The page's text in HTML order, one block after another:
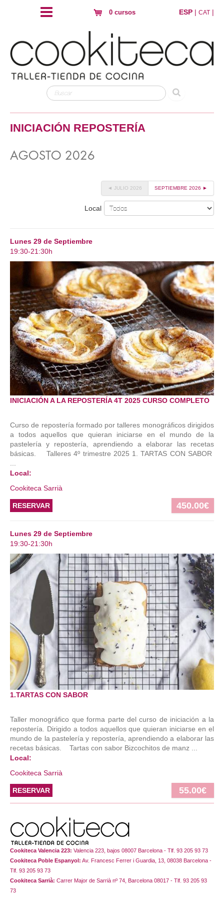
0 cursos ESP | CAT |
INICIACIÓN REPOSTERÍA
AGOSTO 2026
◄ JULIO 2026 SEPTIEMBRE 2026 ►
Local
Lunes 29 de Septiembre
19:30-21:30h
INICIACIÓN A LA REPOSTERÍA 4T 2025 CURSO COMPLETO
Curso de repostería formado por talleres monográficos dirigidos
a todos aquellos que quieran iniciarse en el mundo de la
pastelería y repostería, aprendiendo a elaborar las recetas
básicas. Talleres 4º trimestre 2025 1. TARTAS CON SABOR
Local:
Cookiteca Sarrià
RESERVAR 450.00€
Lunes 29 de Septiembre
19:30-21:30h
1.TARTAS CON SABOR
Taller monográfico que forma parte del curso de iniciación a la
repostería. Dirigido a todos aquellos que quieran iniciarse en el
mundo de la pastelería y repostería, aprendiendo a elaborar las
recetas básicas. Tartas con sabor Bizcochitos de manz ...
Local:
Cookiteca Sarrià
RESERVAR 55.00€
Cookiteca Valencia 223: Valencia 223, bajos 08007 Barcelona - Tlf. 93 205 93 73
Cookiteca Poble Espanyol: Av. Francesc Ferrer i Guardia, 13, 08038 Barcelona -
Tlf. 93 205 93 73
Cookiteca Sarrià: Carrer Major de Sarrià nº 74, Barcelona 08017 - Tlf. 93 205 93
73